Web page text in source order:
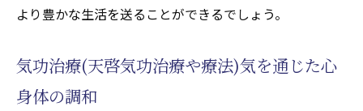
より豊かな生活を送ることができるでしょう。
気功治療(天啓気功治療や療法)気を通じた心
身体の調和